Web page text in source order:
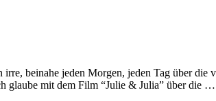
beinahe jeden Morgen, jeden Tag über die
glaube mit dem Film “Julie & Julia” über die …